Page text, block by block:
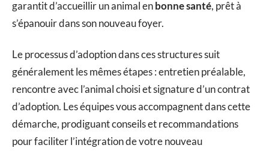
garantit d’accueillir un animal enbonne santé, prêt à
s’épanouir dans son nouveau foyer.
Le processus d’adoption dans ces structures suit
généralement les mêmes étapes : entretien préalable,
rencontre avec l’animal choisi et signature d’un contrat
d’adoption. Les équipes vous accompagnent dans cette
démarche, prodiguant conseils et recommandations
pour faciliter l’intégration de votre nouveau